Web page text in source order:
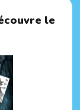
le